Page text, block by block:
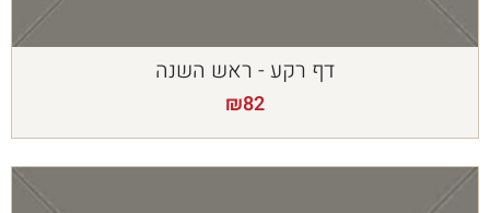
דף רקע - ראש השנה
₪82